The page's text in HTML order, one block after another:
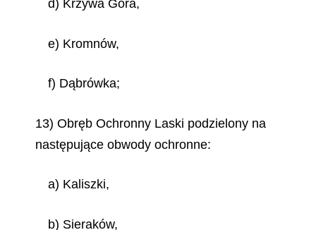
d) Krzywa Góra,
e) Kromnów,
f) Dąbrówka;
13) Obręb Ochronny Laski podzielony na
następujące obwody ochronne:
a) Kaliszki,
b) Sieraków,